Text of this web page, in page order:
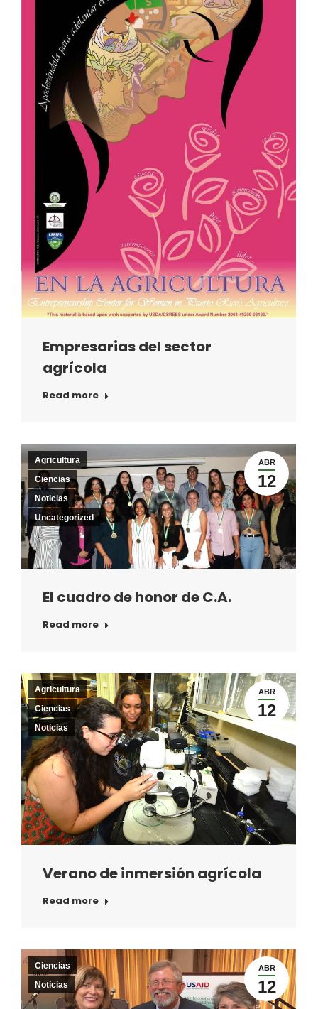
Empresarias del sector
agrícola
Read more
ABR
12
Agricultura
Ciencias
Noticias
Uncategorized
El cuadro de honor de C.A.
Read more
ABR
12
Agricultura
Ciencias
Noticias
Verano de inmersión agrícola
Read more
ABR
12
Ciencias
Noticias